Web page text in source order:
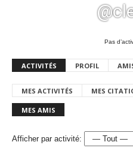
Pas
ACTIVITÉS PROFIL
MES ACTIVITÉS MES
MES AMIS
Afficher par activité: